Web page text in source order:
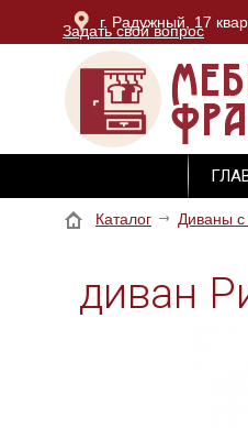
Задать свой вопрос
г. Радужный, 17
г. Владимир, ОТК
Каталог Диваны с
диван